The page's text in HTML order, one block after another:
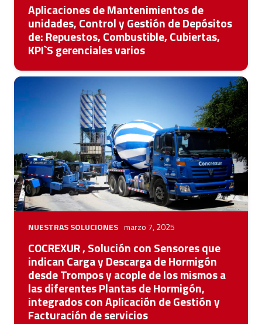
Aplicaciones de Mantenimientos de
unidades, Control y Gestión de Depósitos
de: Repuestos, Combustible, Cubiertas,
KPI`S gerenciales varios
NUESTRAS SOLUCIONES marzo 7, 2025
COCREXUR , Solución con Sensores que
indican Carga y Descarga de Hormigón
desde Trompos y acople de los mismos a
las diferentes Plantas de Hormigón,
integrados con Aplicación de Gestión y
Facturación de servicios